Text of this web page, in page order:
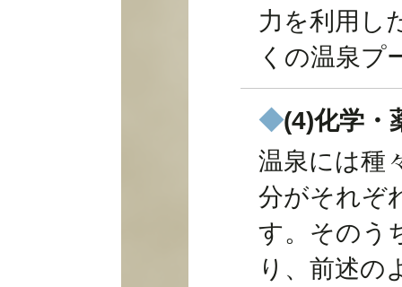
力を利用し
くの温泉プ
◆(4)化学・
温泉には種
分がそれぞ
す。そのう
り、前述の